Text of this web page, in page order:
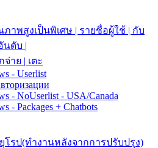
าพสูงเป็นพิเศษ | รายชื่อผู้ใช้ | กับ
นดับ |
าย | เตะ
- Userlist
- NoUserlist - USA/Canada
- Packages + Chatbots
โรป(ทำงานหลังจากการปรับปรุง)